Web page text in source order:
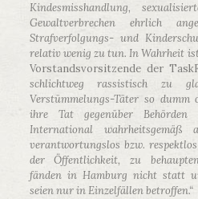
Kindesmisshandlung,
Gewaltverbrechen ehrlich
Strafverfolgungs- und
relativ wenig zu tun. In Wahrheit
Vorstandsvorsitzende der
schlichtweg rassistisch zu
Verstümmelungs-Täter so dumm
ihre Tat gegenüber
International wahrheitsgemäß
verantwortungslos bzw.
der Öffentlichkeit, zu
fänden in Hamburg nicht statt
seien nur in Einzelfällen betroffen.“